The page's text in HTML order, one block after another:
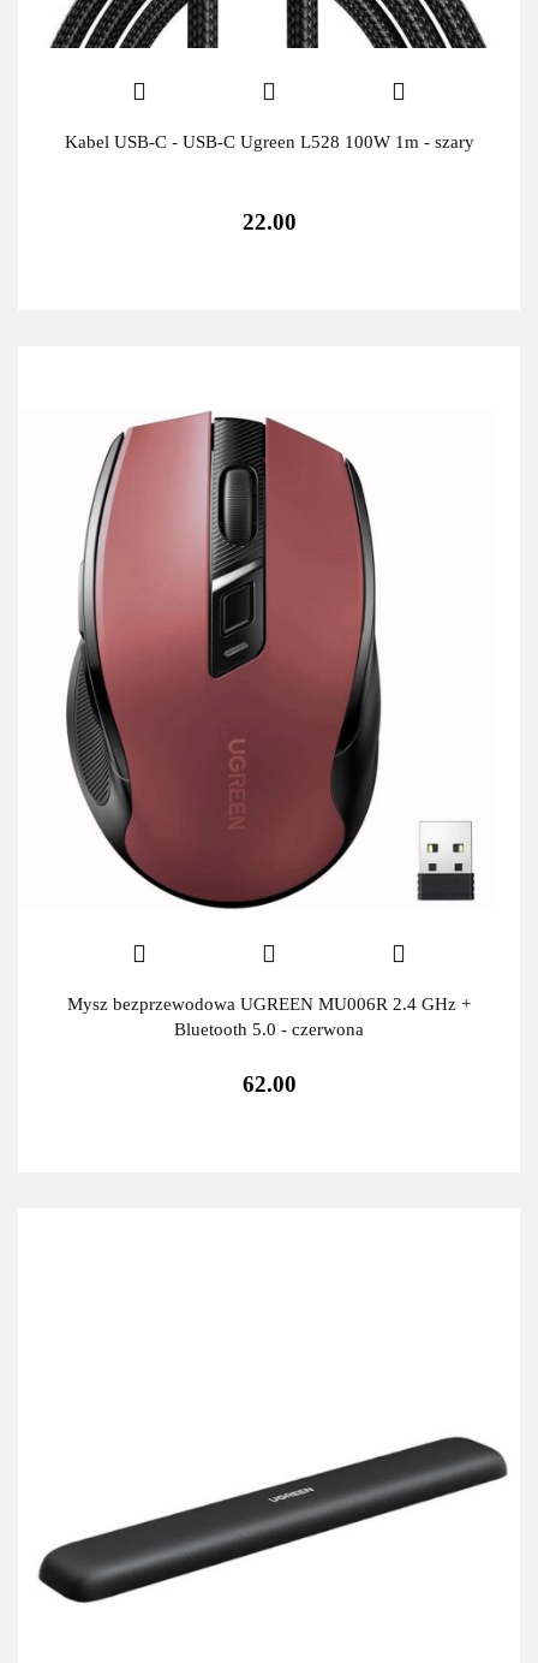
Kabel USB-C - USB-C Ugreen L528 100W 1m - szary
22.00
Mysz bezprzewodowa UGREEN MU006R 2.4 GHz +
Bluetooth 5.0 - czerwona
62.00